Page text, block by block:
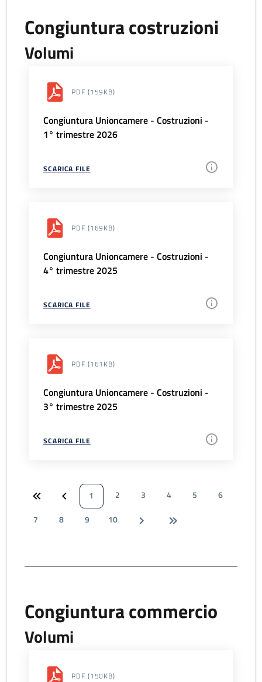
Congiuntura costruzioni
Volumi
PDF (159KB)
Congiuntura Unioncamere - Costruzioni -
1° trimestre 2026
SCARICA FILE
PDF (169KB)
Congiuntura Unioncamere - Costruzioni -
4° trimestre 2025
SCARICA FILE
PDF (161KB)
Congiuntura Unioncamere - Costruzioni -
3° trimestre 2025
SCARICA FILE
1 2 3 4 5
6
7
8 9 10
Congiuntura commercio
Volumi
PDF (150KB)